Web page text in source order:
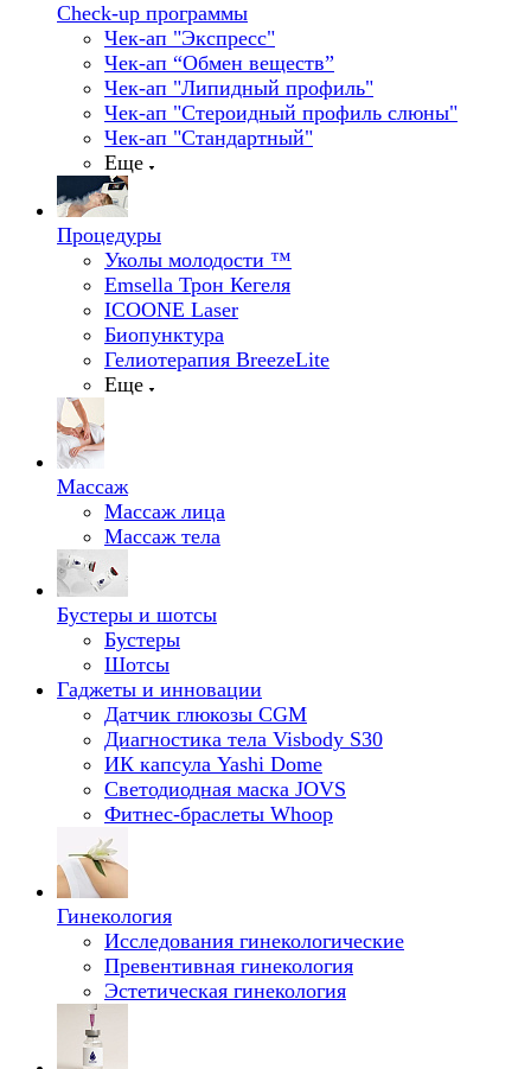
Check-up программы
Чек-ап "Экспресс"
Чек-ап “Обмен веществ”
Чек-ап "Липидный профиль"
Чек-ап "Стероидный профиль слюны"
Чек-ап "Стандартный"
Еще
Процедуры
Уколы молодости ™
Emsella Трон Кегеля
ICOONE Laser
Биопунктура
Гелиотерапия BreezeLite
Еще
Массаж
Массаж лица
Массаж тела
Бустеры и шотсы
Бустеры
Шотсы
Гаджеты и инновации
Датчик глюкозы CGM
Диагностика тела Visbody S30
ИК капсула Yashi Dome
Светодиодная маска JOVS
Фитнес-браслеты Whoop
Гинекология
Исследования гинекологические
Превентивная гинекология
Эстетическая гинекология